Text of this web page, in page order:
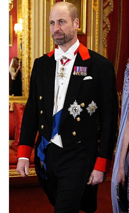
FORTUNE
SDGs
MAGAZINE
会員登録
Log in or Sign up
SPUR読者のためのメン